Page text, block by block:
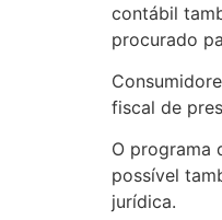
contábil
procurado
fiscal de
O programa
possível
jurídica.